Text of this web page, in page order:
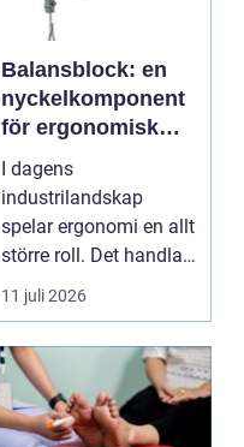
Balansblock: en
nyckelkomponent
för ergonomisk
effektivitet
I dagens
industrilandskap
spelar ergonomi en allt
större roll. Det handlar
inte bara om att skapa
en...
11 juli 2026